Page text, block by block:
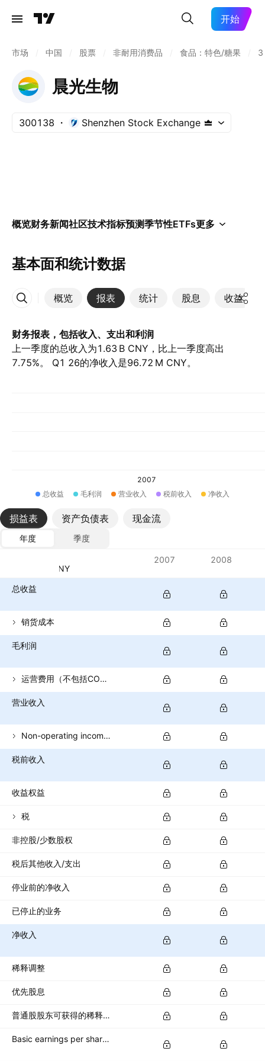
开始
市场 中国 股票 非耐用消费品 食品：特色/糖果
晨光生物
300138 Shenzhen Stock Exchange
概览财务新闻社区技术指标预测季节性ETFs更多
基本面和统计数据
概览 报表 统计 股息 收益
更多
财务报表，包括收入、支出和利润
上一季度的总收入为‪1.63 B‬ CNY，比上一季度高出
7.75%。 Q1 26的净收入是‪96.72 M‬ CNY。
2007
总收益
毛利润 营业收入 税前收入 净收入
损益表 资产负债表 现金流
年度
季度
货币：CNY
2007 2008
总收益
销货成本
毛利润
运营费用（不包括COGS）
营业收入
Non-operating income (total)
税前收入
收益权益
税
非控股/少数股权
税后其他收入/支出
停业前的净收入
已停止的业务
净收入
稀释调整
优先股息
普通股股东可获得的稀释净收入
Basic earnings per share (basic EPS)